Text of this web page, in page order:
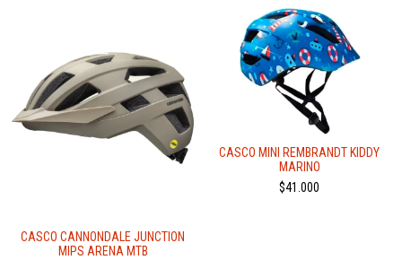
CASCO CANNONDALE JUNCTION
MIPS ARENA MTB
CASCO MINI REMBRANDT KIDDY
MARINO
$41.000